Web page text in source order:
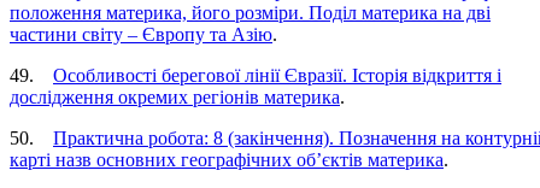
положення материка, його розміри. Поділ материка на дві
частини світу – Європу та Азію.
49. Особливості берегової лінії Євразії. Історія відкриття і
дослідження окремих регіонів материка.
50. Практична робота: 8 (закінчення). Позначення на
карті назв основних географічних об’єктів материка.